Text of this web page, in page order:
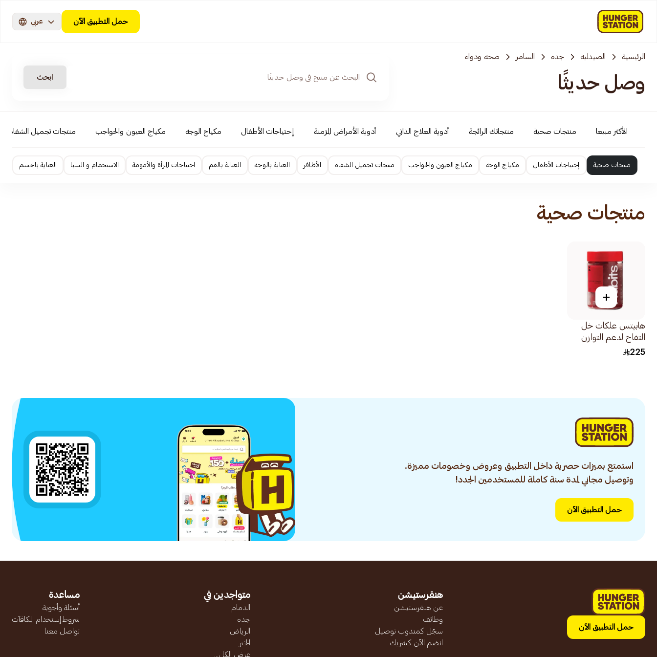
حمل التطبيق الآن عربي
الرئيسية الصيدلية جده السامر صحه ودواء
وصل حديثًا ابحث
الأكثر مبيعا منتجات صحية منتجاتك الرائجة أدوية العلاج الذاتي أدوية الأمراض المزمنة إحتياجات الأطفال مكياج الوجه مكياج العيون والحواجب منتجات تجميل الشفاه
منتجات صحية إحتياجات الأطفال مكياج الوجه مكياج العيون والحواجب منتجات تجميل الشفاه الأظافر العناية بالوجه العناية بالفم احتياجات المرأة والأمومة الاستحمام و السبا العناية بالجسم
منتجات صحية
+
هابيتس علكات خل
التفاح لدعم التوازن
اليومي 60قطعة
225
استمتع بميزات حصرية داخل التطبيق وعروض وخصومات مميزة.
وتوصيل مجاني لمدة سنة كاملة للمستخدمين الجدد!
حمل التطبيق الآن
حمل التطبيق الآن
هنقرستيشن
عن هنقرستيشن
وظائف
سجّل كمندوب توصيل
انضم الآن كشريك
متواجدين في
الدمام
جده
الرياض
الخبر
عرض الكل...
مساعدة
أسئلة وأجوبة
شروط إستخدام المكافآت
تواصل معنا